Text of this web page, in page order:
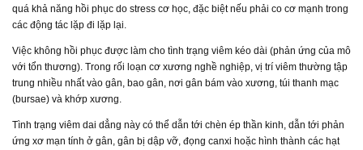
quá khả năng hồi phục do stress cơ học, đặc biệt nếu phải co cơ mạnh trong
các động tác lặp đi lặp lại.
Việc không hồi phục được làm cho tình trạng viêm kéo dài (phản ứng của mô
với tổn thương). Trong rối loạn cơ xương nghề nghiệp, vị trí viêm thường tập
trung nhiều nhất vào gân, bao gân, nơi gân bám vào xương, túi thanh mạc
(bursae) và khớp xương.
Tình trạng viêm dai dẳng này có thể dẫn tới chèn ép thần kinh, dẫn tới phản
ứng xơ mạn tính ở gân, gân bị dập vỡ, đọng canxi hoặc hình thành các hạt